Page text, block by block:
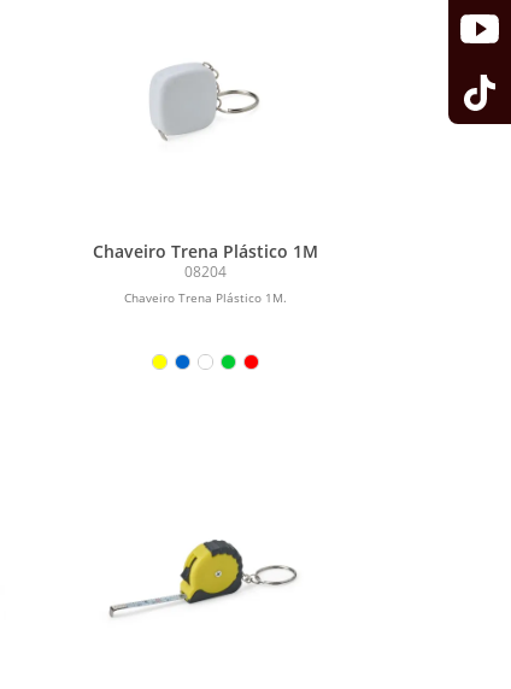
Chaveiro Trena Plástico 1M
08204
Chaveiro Trena Plástico 1M.